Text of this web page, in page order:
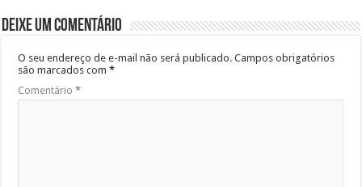
Deixe um comentário
O seu endereço de e-mail não será publicado. Campos obrigatórios
são marcados com*
Comentário*